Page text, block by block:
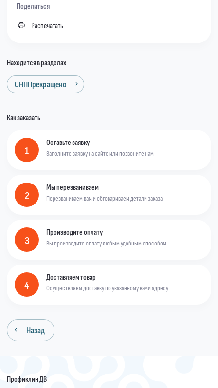
Поделиться
Распечатать
Находится в разделах
СНППрекращено
Как заказать
1
Оставьте заявку
Заполните заявку на сайте или позвоните нам
2
Мы перезваниваем
Перезваниваем вам и обговариваем детали заказа
3
Производите оплату
Вы производите оплату любым удобным способом
4
Доставляем товар
Осуществляем доставку по указанному вами адресу
Назад
Профиклин ДВ